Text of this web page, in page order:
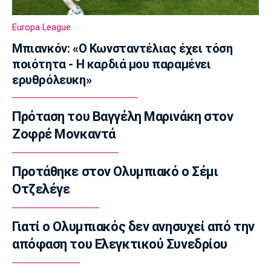
Πυραυλική επίθεση της Ρωσίας στο γήπεδο
της Τσερνομόρετς
22:58
EuroLeague
Ενδιαφέρον της Μάλαγα για Μπόλομποϊ
Στίβος
Παγκόσμιο Κ20: Πανελλήνιο ρεκόρ η
Μπακογιάννη, στον τελικό της σφυροβολίας
22:49
Super League 1
Αστέρας Τρίπολης: Εύκολη νίκη με 2-0 επί
του Πύργου
22:47
Europa League
Μπιανκόν: «Ο Κωνσταντέλιας έχει τόση
ποιότητα - Η καρδιά μου παραμένει
ερυθρόλευκη»
Πρόταση του Βαγγέλη Μαρινάκη στον
Ζοφρέ Μονκαντά
Προτάθηκε στον Ολυμπιακό ο Σέμι
Οτζελέγε
Γιατί ο Ολυμπιακός δεν ανησυχεί από την
απόφαση του Ελεγκτικού Συνεδρίου